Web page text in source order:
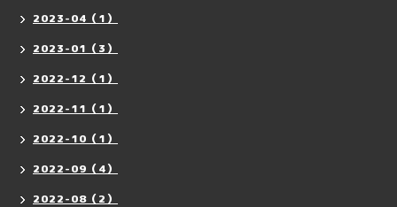
2023-04（1）
2023-01（3）
2022-12（1）
2022-11（1）
2022-10（1）
2022-09（4）
2022-08（2）